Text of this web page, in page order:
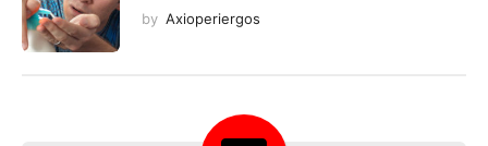
by Axioperiergos